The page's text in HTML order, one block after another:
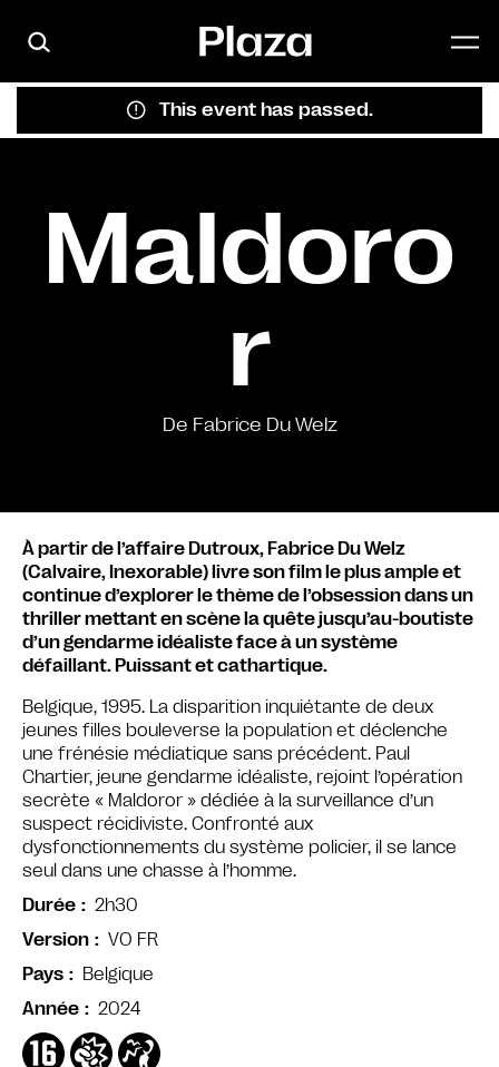
This event has passed.
Maldoro
r
De Fabrice Du Welz
À partir de l’affaire Dutroux, Fabrice Du Welz
(Calvaire, Inexorable) livre son film le plus ample et
continue d’explorer le thème de l’obsession dans un
thriller mettant en scène la quête jusqu’au-boutiste
d’un gendarme idéaliste face à un système
défaillant. Puissant et cathartique.
Belgique, 1995. La disparition inquiétante de deux
jeunes filles bouleverse la population et déclenche
une frénésie médiatique sans précédent. Paul
Chartier, jeune gendarme idéaliste, rejoint l’opération
secrète « Maldoror » dédiée à la surveillance d’un
suspect récidiviste. Confronté aux
dysfonctionnements du système policier, il se lance
seul dans une chasse à l’homme.
Durée
2h30
Version
VO FR
Pays
Belgique
Année
2024